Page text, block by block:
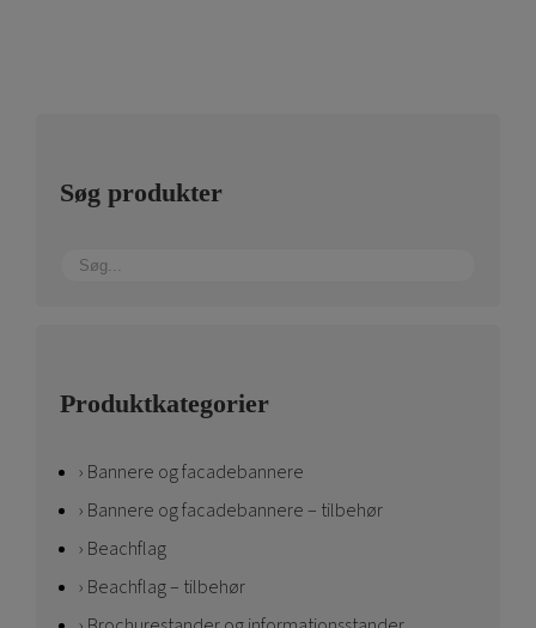
Søg produkter
Produktkategorier
Bannere og facadebannere
Bannere og facadebannere – tilbehør
Beachflag
Beachflag – tilbehør